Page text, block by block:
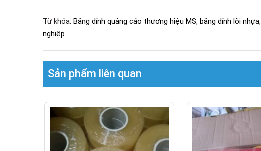
Từ khóa: Băng dính quảng cáo thương hiệu MS, băng dính lõi nhựa,
nghiệp
Sản phẩm liên quan